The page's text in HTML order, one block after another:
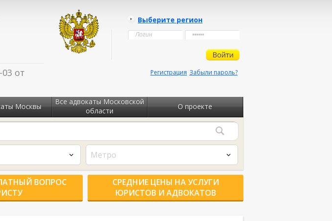
от
Выберите регион
Забыли пароль?
Регистрация
Москвы
Все адвокаты Московской
области
О проекте
Метро
ВОПРОС
СРЕДНИЕ ЦЕНЫ НА УСЛУГИ
ЮРИСТОВ И АДВОКАТОВ